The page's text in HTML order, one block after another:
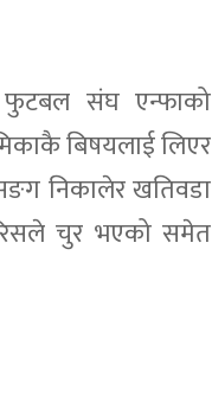
संघ एन्फाको
बिषयलाई लिएर
निकालेर खतिवडा
रिसले चुर भएको समेत